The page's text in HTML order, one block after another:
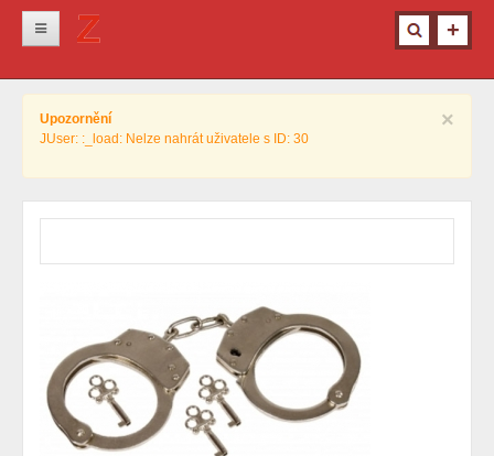
Krimi
Info z města
×
Upozornění
JUser: :_load: Nelze nahrát uživatele s ID: 30